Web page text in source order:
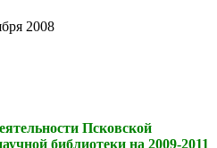
2008
Псковской
библиотеки на 2009-2011